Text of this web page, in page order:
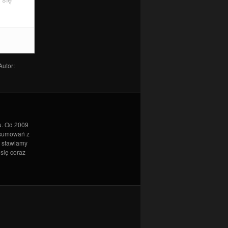
Od 2009
z
coraz